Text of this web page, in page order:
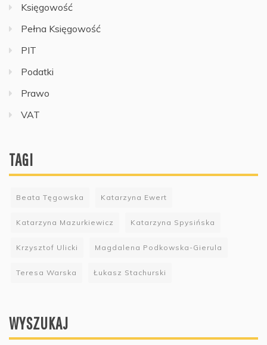
Księgowość
Pełna Księgowość
PIT
Podatki
Prawo
VAT
TAGI
Beata Tęgowska Katarzyna Ewert
Katarzyna Mazurkiewicz Katarzyna Spysińska
Krzysztof Ulicki Magdalena Podkowska-Gierula
Teresa Warska Łukasz Stachurski
WYSZUKAJ